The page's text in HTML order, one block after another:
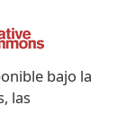
bajo la
las